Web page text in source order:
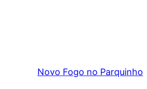
Novo Fogo no Parquinho